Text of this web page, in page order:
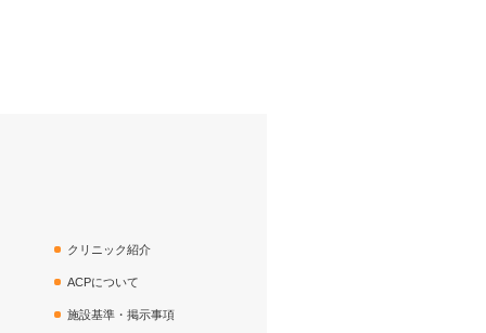
クリニック紹介
ACPについて
施設基準・掲示事項